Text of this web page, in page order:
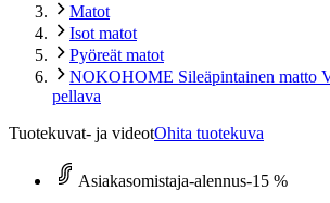
Matot
Isot matot
Pyöreät matot
NOKOHOME Sileäpintainen matto
pellava
Tuotekuvat- ja videotOhita tuotekuva
Asiakasomistaja-alennus-15 %